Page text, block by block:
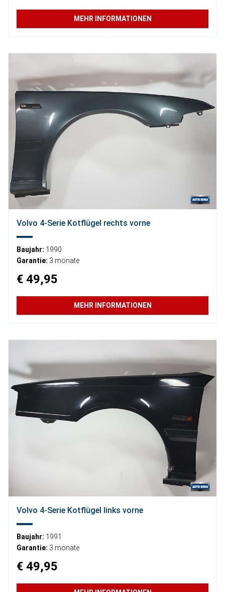
MEHR INFORMATIONEN
Volvo 4-Serie Kotflügel rechts vorne
Baujahr: 1990
Garantie: 3 monate
€ 49,95
MEHR INFORMATIONEN
Volvo 4-Serie Kotflügel links vorne
Baujahr: 1991
Garantie: 3 monate
€ 49,95